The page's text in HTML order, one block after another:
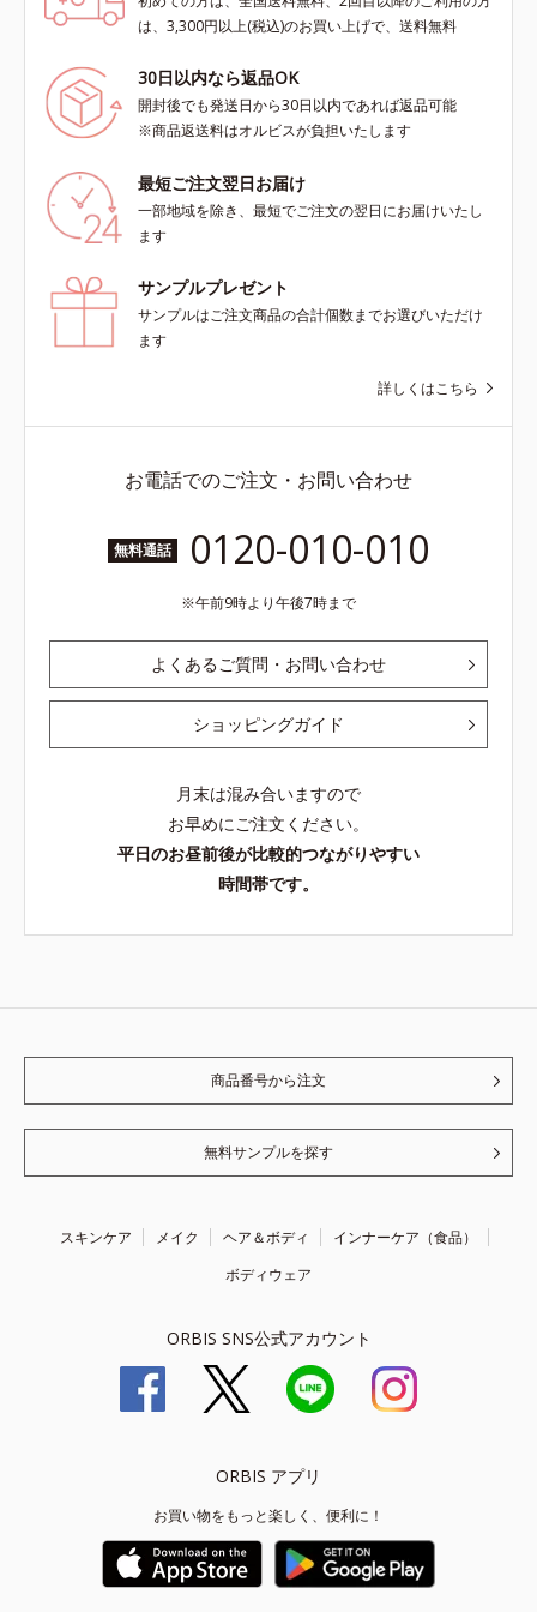
は、3,300円以上(税込)のお買い上げで、送料無料
30日以内なら返品OK
開封後でも発送日から30日以内であれば返品可能
※商品返送料はオルビスが負担いたします
最短ご注文翌日お届け
一部地域を除き、最短でご注文の翌日にお届けいたし
ます
サンプルプレゼント
サンプルはご注文商品の合計個数までお選びいただけ
ます
詳しくはこちら
お電話でのご注文・お問い合わせ
無料通話 0120-010-010
午前9時より午後7時まで
よくあるご質問・お問い合わせ
ショッピングガイド
月末は混み合いますので
お早めにご注文ください。
平日のお昼前後が比較的つながりやすい
時間帯です。
商品番号から注文
無料サンプルを探す
スキンケア メイク ヘア＆ボディ
インナーケア（食品）
ボディウェア
ORBIS SNS公式アカウント
ORBIS アプリ
お買い物をもっと楽しく、便利に！